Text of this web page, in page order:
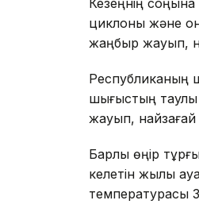
Кезеңнің соңына
циклоны және
жаңбыр жауып,
Республиканың
шығыстың таулы
жауып, найзағай
Барлық өңір
келетін жылы
температурасы